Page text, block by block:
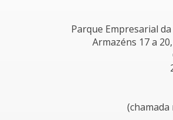
Parque Empresarial
Armazéns 17 a
(chamada